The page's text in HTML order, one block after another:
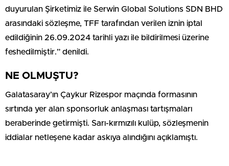
duyurulan Şirketimiz ile Serwin Global Solutions SDN BHD
arasındaki sözleşme, TFF tarafından verilen iznin iptal
edildiğinin 26.09.2024 tarihli yazı ile bildirilmesi üzerine
feshedilmiştir.” denildi.
NE OLMUŞTU?
Galatasaray’ın Çaykur Rizespor maçında formasının
sırtında yer alan sponsorluk anlaşması tartışmaları
beraberinde getirmişti. Sarı-kırmızılı kulüp, sözleşmenin
iddialar netleşene kadar askıya alındığını açıklamıştı.